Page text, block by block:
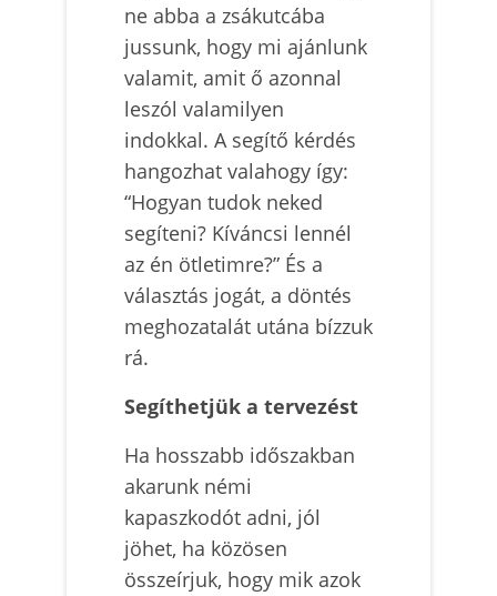
ne abba a zsákutcába
jussunk, hogy mi ajánlunk
valamit, amit ő azonnal
leszól valamilyen
indokkal. A segítő kérdés
hangozhat valahogy így:
“Hogyan tudok neked
segíteni? Kíváncsi lennél
az én ötletimre?” És a
választás jogát, a döntés
meghozatalát utána bízzuk
rá.
Segíthetjük a tervezést
Ha hosszabb időszakban
akarunk némi
kapaszkodót adni, jól
jöhet, ha közösen
összeírjuk, hogy mik azok